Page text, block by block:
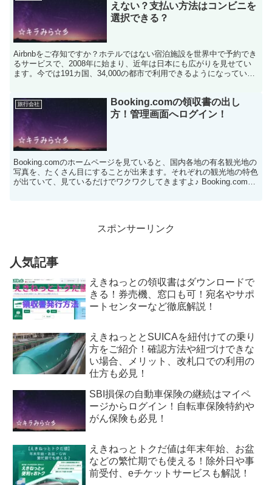
えない？支払い方法はコンビニを
選択できる？
Airbnbをご存知ですか？ホテルではない宿泊施設を世界中で予約でき
るサービスで、2008年に始まり、近年は日本にも広がりを見せてい
ます。今では191カ国、34,000の都市で利用できるようになってい
旅行会社
Booking.comの領収書の出し
方！管理画面へログイン！
Booking.comのホームページを見ていると、国内各地の有名観光地の
写真を、たくさん目にすることが出来ます。それぞれの観光地の特色
が出ていて、見ているだけでワクワクしてきますよ♪ Booking.com
スポンサーリンク
人気記事
えきねっとの領収書はダウンロードで
きる！券売機、窓口も可！宛名やサポ
ートセンターなど徹底解説！
えきねっととSUICAを紐付けての乗り
方をご紹介！確認方法や紐づけできな
い場合、メリット、改札口での利用の
仕方も必見！
SBI損保の自動車保険の継続はマイペ
ージからログイン！自転車保険特約や
がん保険も必見！
えきねっとトクだ値は年末年始、お盆
などの繁忙期でも使える！除外日や事
前受付、eチケットサービスも解説！